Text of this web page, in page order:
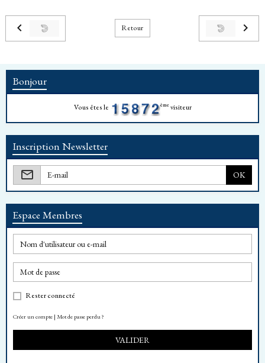
Retour
Bonjour
Vous êtes le èmevisiteur
Inscription Newsletter
OK
Espace Membres
Rester connecté
Créer un compte | Mot de passe perdu ?
VALIDER